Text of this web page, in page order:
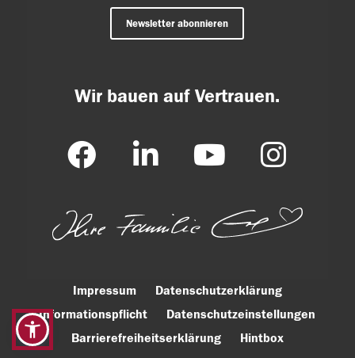
Newsletter abonnieren
Wir bauen auf Vertrauen.
Impressum
Datenschutzerklärung
Informationspflicht
Datenschutzeinstellungen
Barrierefreiheitserklärung
Hintbox